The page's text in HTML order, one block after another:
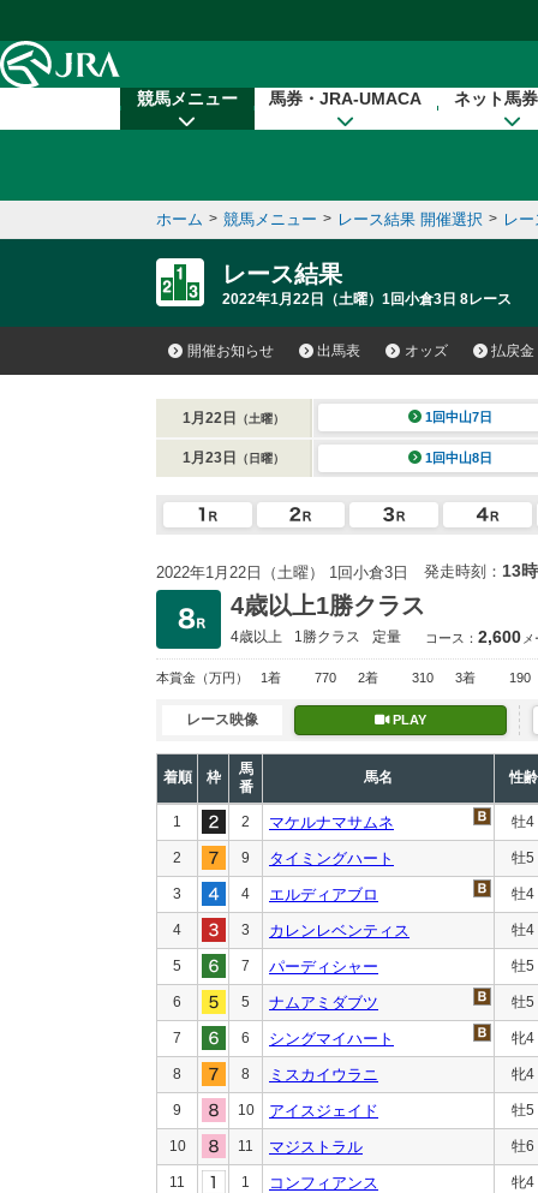
競馬メニュー 馬券・JRA-UMACA ネット馬
ホーム > 競馬メニュー > レース結果 開催選択 > レ
レース結果
2022年1月22日（土曜）1回小倉3日 8レース
開催お知らせ 出馬表 オッズ 払戻金
1月22日 （土曜） 1回中山7日
1月23日 （日曜） 1回中山8日
2022年1月22日（土曜） 1回小倉3日 発走時刻： 13
4歳以上1勝クラス
4歳以上 1勝クラス 定量 コース： 2,600
本賞金 （万円） 1着 770 2着 310 3着 190
レース映像 PLAY
着順 枠
馬
番
馬名 性齢
1 2 マケルナマサムネ 牡4
2 9 タイミングハート 牡5
3 4 エルディアブロ 牡4
4 3 カレンレベンティス 牡4
5 7 パーディシャー 牡5
6 5 ナムアミダブツ 牡5
7 6 シングマイハート 牝4
8 8 ミスカイウラニ 牝4
9 10 アイスジェイド 牡5
10 11 マジストラル 牡6
11 1 コンフィアンス 牝4